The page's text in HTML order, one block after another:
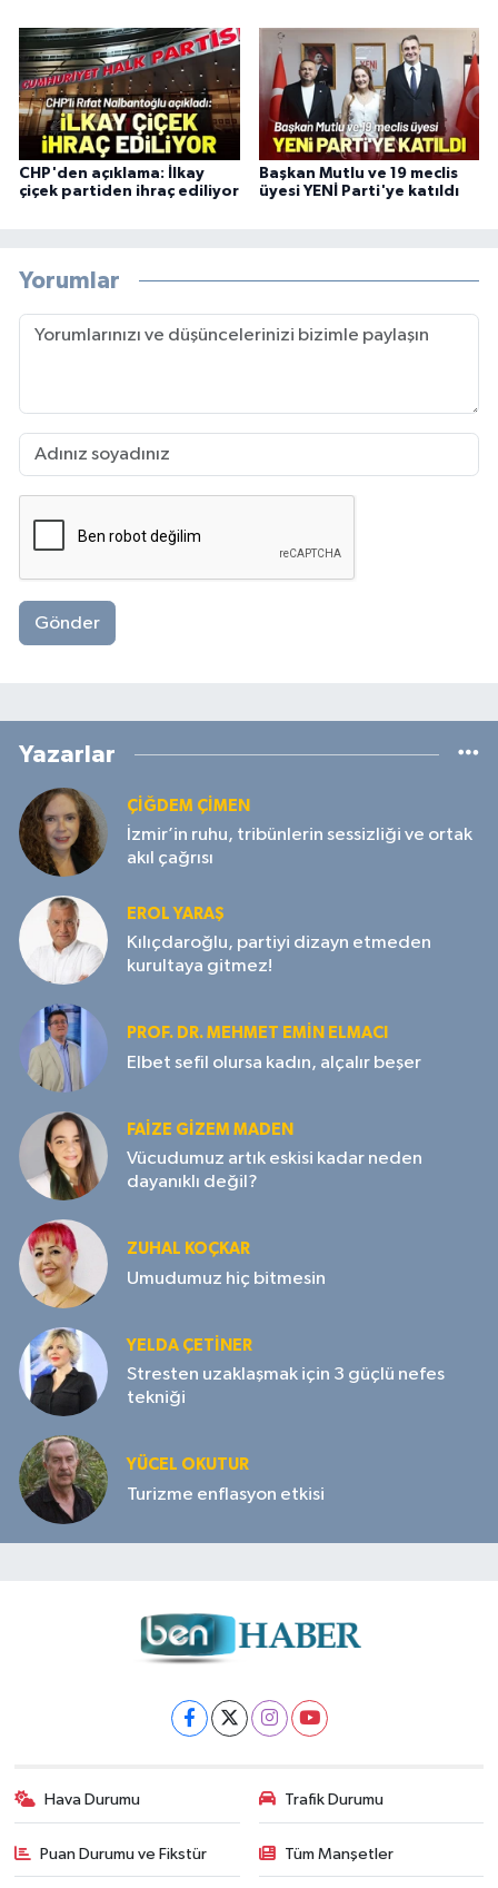
CHP'den açıklama: İlkay
çiçek partiden ihraç ediliyor
Başkan Mutlu ve 19 meclis
üyesi YENİ Parti'ye katıldı
Yorumlar
Gönder
Yazarlar
ÇIĞDEM ÇIMEN
İzmir’in ruhu, tribünlerin sessizliği ve ortak
akıl çağrısı
EROL YARAŞ
Kılıçdaroğlu, partiyi dizayn etmeden
kurultaya gitmez!
PROF. DR. MEHMET EMIN ELMACI
Elbet sefil olursa kadın, alçalır beşer
FAIZE GIZEM MADEN
Vücudumuz artık eskisi kadar neden
dayanıklı değil?
ZUHAL KOÇKAR
Umudumuz hiç bitmesin
YELDA ÇETİNER
Stresten uzaklaşmak için 3 güçlü nefes
tekniği
YÜCEL OKUTUR
Turizme enflasyon etkisi
Hava Durumu Trafik Durumu
Puan Durumu ve Fikstür Tüm Manşetler